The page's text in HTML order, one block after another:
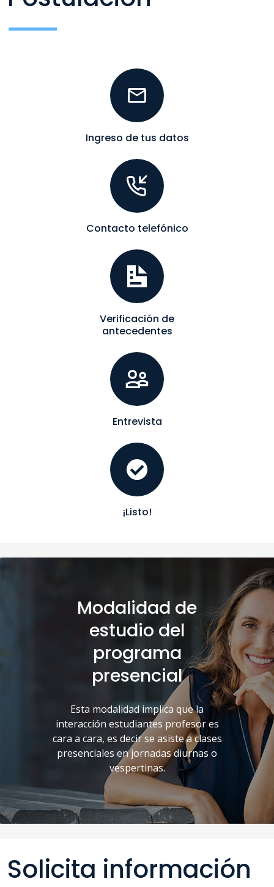
Ingreso de tus datos
Contacto telefónico
Verificación de
antecedentes
Entrevista
¡Listo!
Modalidad de
estudio del
programa
presencial
Esta modalidad implica que la
interacción estudiantes profesor es
cara a cara, es decir se asiste a clases
presenciales en jornadas diurnas o
vespertinas.
Solicita información